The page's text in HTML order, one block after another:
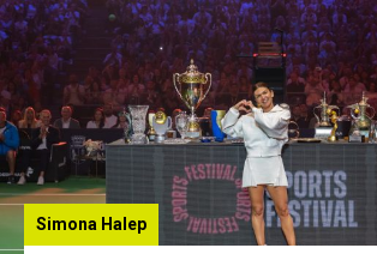
Simona Halep